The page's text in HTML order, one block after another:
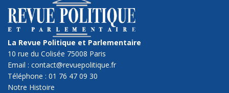
La Revue Politique et Parlementaire
10 rue du Colisée 75008 Paris
Email : contact@revuepolitique.fr
Téléphone : 01 76 47 09 30
Notre Histoire